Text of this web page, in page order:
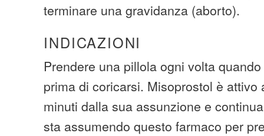
terminare una gravidanza (aborto).
INDICAZIONI
Prendere una pillola ogni volta
prima di coricarsi. Misoprostol è attivo
minuti dalla sua assunzione e
sta assumendo questo farmaco per